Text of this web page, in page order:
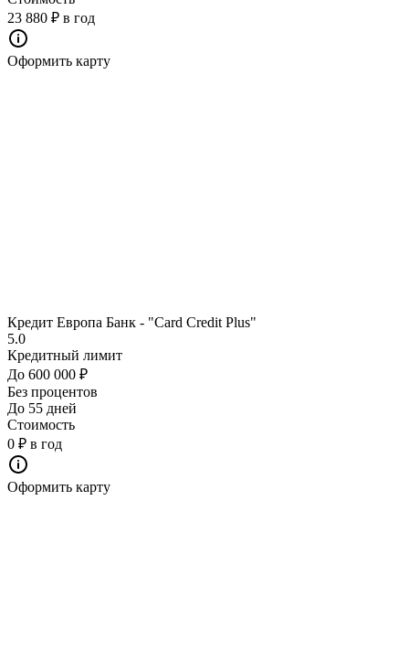
23 880 ₽ в год
Оформить карту
Кредит Европа Банк - "Card Credit Plus"
5.0
Кредитный лимит
До 600 000 ₽
Без процентов
До 55 дней
Стоимость
0 ₽ в год
Оформить карту